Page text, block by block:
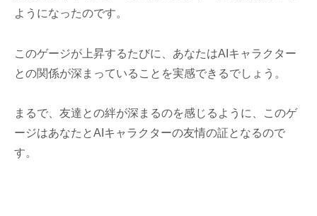
ようになったのです。
このゲージが上昇するたびに、あなたはAIキャラクター
との関係が深まっていることを実感できるでしょう。
まるで、友達との絆が深まるのを感じるように、このゲ
ージはあなたとAIキャラクターの友情の証となるので
す。